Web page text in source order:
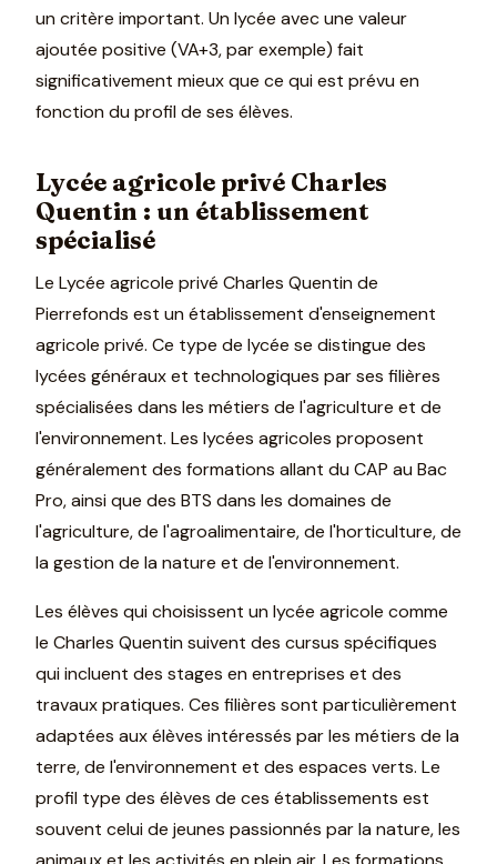
un critère important. Un lycée avec une valeur
ajoutée positive (VA+3, par exemple) fait
significativement mieux que ce qui est prévu en
fonction du profil de ses élèves.
Lycée agricole privé Charles
Quentin : un établissement
spécialisé
Le Lycée agricole privé Charles Quentin de
Pierrefonds est un établissement d'enseignement
agricole privé. Ce type de lycée se distingue des
lycées généraux et technologiques par ses filières
spécialisées dans les métiers de l'agriculture et de
l'environnement. Les lycées agricoles proposent
généralement des formations allant du CAP au Bac
Pro, ainsi que des BTS dans les domaines de
l'agriculture, de l'agroalimentaire, de l'horticulture, de
la gestion de la nature et de l'environnement.
Les élèves qui choisissent un lycée agricole comme
le Charles Quentin suivent des cursus spécifiques
qui incluent des stages en entreprises et des
travaux pratiques. Ces filières sont particulièrement
adaptées aux élèves intéressés par les métiers de la
terre, de l'environnement et des espaces verts. Le
profil type des élèves de ces établissements est
souvent celui de jeunes passionnés par la nature, les